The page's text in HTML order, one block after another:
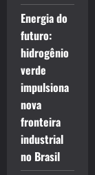
Energia do
futuro:
hidrogênio
verde
impulsiona
nova
fronteira
industrial
no Brasil